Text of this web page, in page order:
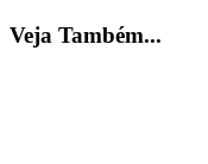
Veja Também...